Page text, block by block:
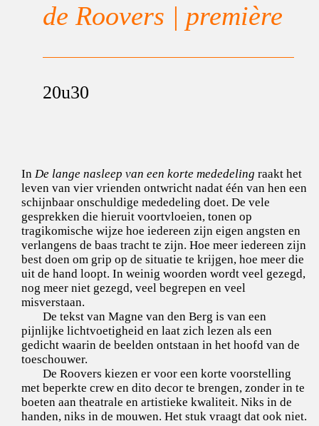
de Roovers | première
20u30
In De lange nasleep van een korte mededeling raakt het
leven van vier vrienden ontwricht nadat één van hen een
schijnbaar onschuldige mededeling doet. De vele
gesprekken die hieruit voortvloeien, tonen op
tragikomische wijze hoe iedereen zijn eigen angsten en
verlangens de baas tracht te zijn. Hoe meer iedereen zijn
best doen om grip op de situatie te krijgen, hoe meer die
uit de hand loopt. In weinig woorden wordt veel gezegd,
nog meer niet gezegd, veel begrepen en veel
misverstaan.
De tekst van Magne van den Berg is van een
pijnlijke lichtvoetigheid en laat zich lezen als een
gedicht waarin de beelden ontstaan in het hoofd van de
toeschouwer.
De Roovers kiezen er voor een korte voorstelling
met beperkte crew en dito decor te brengen, zonder in te
boeten aan theatrale en artistieke kwaliteit. Niks in de
handen, niks in de mouwen. Het stuk vraagt dat ook niet.